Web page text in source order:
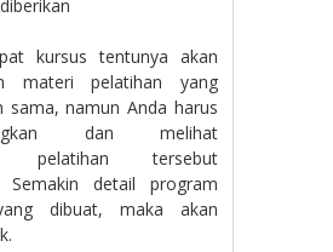
kursus tentunya akan
materi pelatihan yang
sama, namun Anda harus
dan melihat
pelatihan tersebut
Semakin detail program
dibuat, maka akan